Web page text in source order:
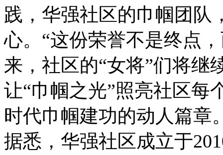
践，华强社区的巾帼团队
心。“这份荣誉不是终点
来，社区的“女将”们将继
让“巾帼之光”照亮社区每
时代巾帼建功的动人篇章
据悉，华强社区成立于